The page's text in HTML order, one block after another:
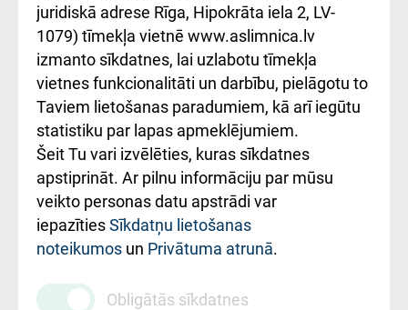
kārtība
Kā pie mums nokļūt
Rēķinu apmaksas
ceļvedis
Rekvizīti un
ārstniecības
iestādes kods
010000234
Maksas
Україною
juridiskā adrese Rīga, Hipokrāta iela 2, LV-
1079) tīmekļa vietnē www.aslimnica.lv
izmanto sīkdatnes, lai uzlabotu tīmekļa
vietnes funkcionalitāti un darbību, pielāgotu to
Taviem lietošanas paradumiem, kā arī iegūtu
statistiku par lapas apmeklējumiem.
Šeit Tu vari izvēlēties, kuras sīkdatnes
apstiprināt. Ar pilnu informāciju par mūsu
veikto personas datu apstrādi var
iepazītiesSīkdatņu lietošanas
noteikumos un Privātuma atrunā.
Obligātās sīkdatnes